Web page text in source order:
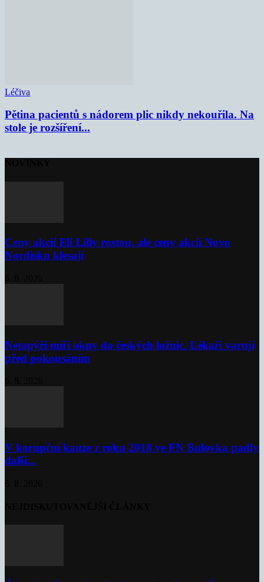
Léčiva
Pětina pacientů s nádorem plic nikdy nekouřila. Na
stole je rozšíření...
Ceny akcií Eli Lilly rostou, ale ceny akcií Novo
Nordisku klesají
Netopýři míří okny do českých ložnic. Lékaři varují
před pokousáním
V korupční kauze z roku 2018 ve FN Bulovka padly
další...